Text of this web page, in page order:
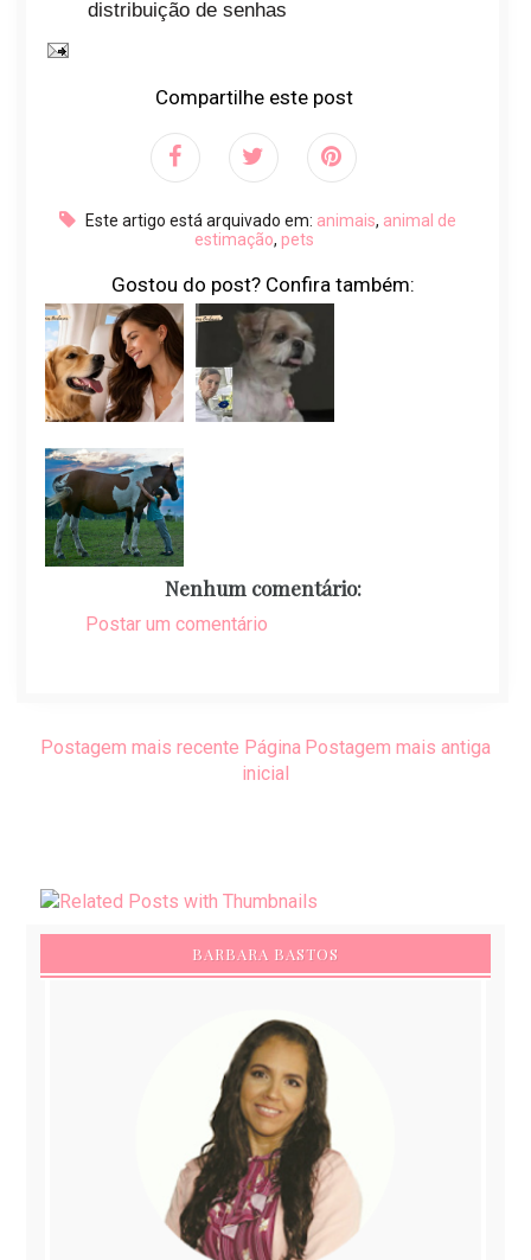
distribuição de senhas
Compartilhe este post
Este artigo está arquivado em: animais, animal de
estimação, pets
Gostou do post? Confira também:
Nenhum comentário:
Postar um comentário
Postagem mais recente Postagem mais antiga
Página
inicial
BARBARA BASTOS